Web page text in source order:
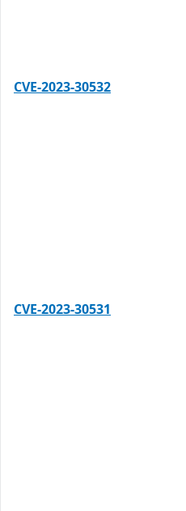
CVE-2023-30532
CVE-2023-30531